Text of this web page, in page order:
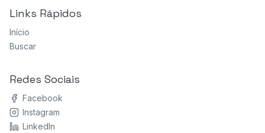
Links Rápidos
Início
Buscar
Redes Sociais
Facebook
Instagram
LinkedIn